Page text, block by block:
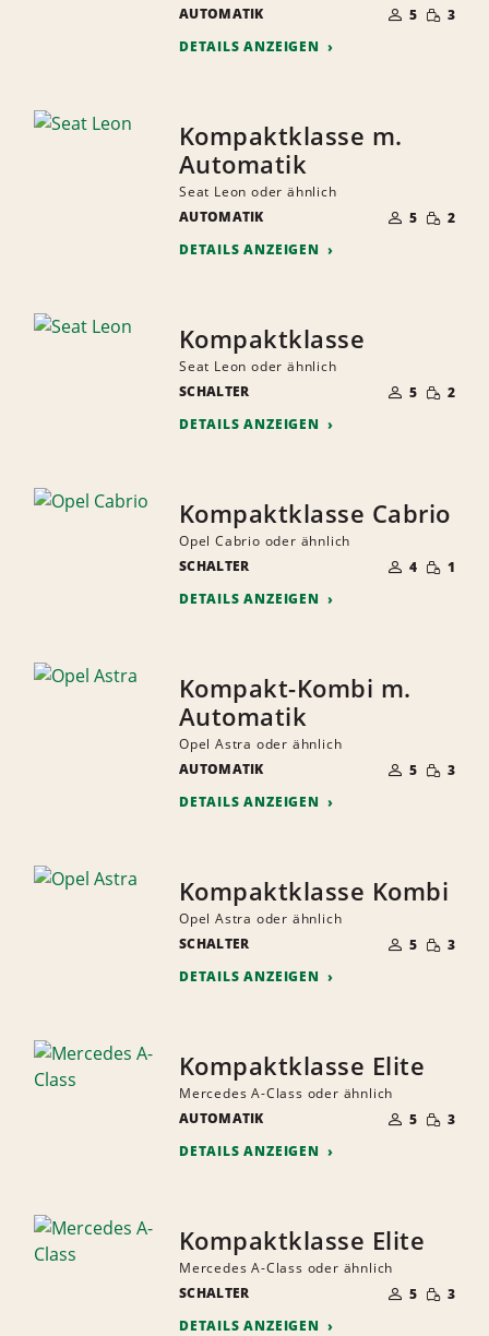
AUTOMATIK
DER
MITFAHRER
5 GERINGE
MENGE
3
DETAILS ANZEIGEN
Kompaktklasse m.
Automatik
Seat Leon oder ähnlich
AUTOMATIK
DER
MITFAHRER
5 GERINGE
MENGE
2
DETAILS ANZEIGEN
Kompaktklasse
Seat Leon oder ähnlich
SCHALTER
DER
MITFAHRER
5 GERINGE
MENGE
2
DETAILS ANZEIGEN
Kompaktklasse Cabrio
Opel Cabrio oder ähnlich
SCHALTER
DER
MITFAHRER
4 GERINGE
MENGE
1
DETAILS ANZEIGEN
Kompakt-Kombi m.
Automatik
Opel Astra oder ähnlich
AUTOMATIK
DER
MITFAHRER
5 GERINGE
MENGE
3
DETAILS ANZEIGEN
Kompaktklasse Kombi
Opel Astra oder ähnlich
SCHALTER
DER
MITFAHRER
5 GERINGE
MENGE
3
DETAILS ANZEIGEN
Kompaktklasse Elite
Mercedes A-Class oder ähnlich
AUTOMATIK
DER
MITFAHRER
5 GERINGE
MENGE
3
DETAILS ANZEIGEN
Kompaktklasse Elite
Mercedes A-Class oder ähnlich
SCHALTER
DER
MITFAHRER
5 GERINGE
MENGE
3
DETAILS ANZEIGEN